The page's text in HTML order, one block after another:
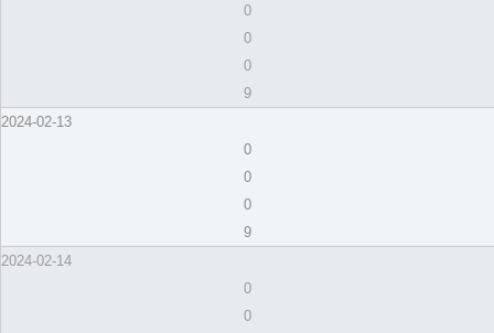
0
0
0
9
2024-02-13
0
0
0
9
2024-02-14
0
0